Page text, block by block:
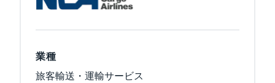
業種
旅客輸送・運輸サービス